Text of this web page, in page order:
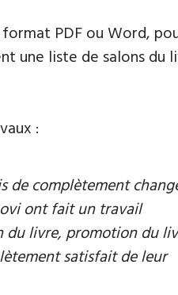
PDF ou Word,
une liste de salons
:
de complètement
ont fait un travail
du livre, promotion du
satisfait de leur